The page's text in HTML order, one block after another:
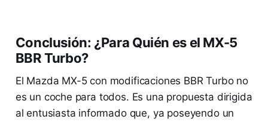
Conclusión: ¿Para Quién es el MX-5
BBR Turbo?
El Mazda MX-5 con modificaciones BBR Turbo no
es un coche para todos. Es una propuesta dirigida
al entusiasta informado que, ya poseyendo un